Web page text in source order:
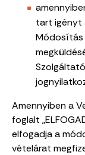
tart igényt
Módosítás
Amennyiben a
foglalt
elfogadja a
vételárat